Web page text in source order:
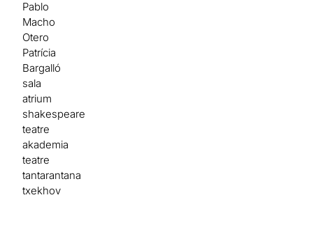
Pablo
Macho
Otero
Patrícia
Bargalló
sala
atrium
shakespeare
teatre
akademia
teatre
tantarantana
txekhov